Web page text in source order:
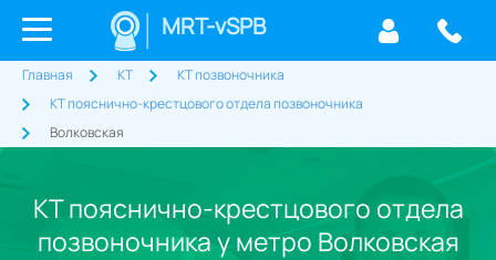
MRT-vSPB
Главная КТ
КТ позвоночника
КТ пояснично-крестцового отдела позвоночника
Волковская
КТ пояснично-крестцового отдела
позвоночника у метро Волковская